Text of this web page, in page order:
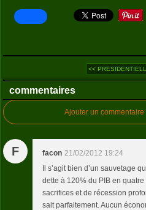
<<
commentaires
Ajouter un commentaire
F facon 21/02/2012 19:24
Il s’agit bien d’un sauvetage
dette à 120% du PIB en
sacrifices et de récession
sait parfaitement. Aucun